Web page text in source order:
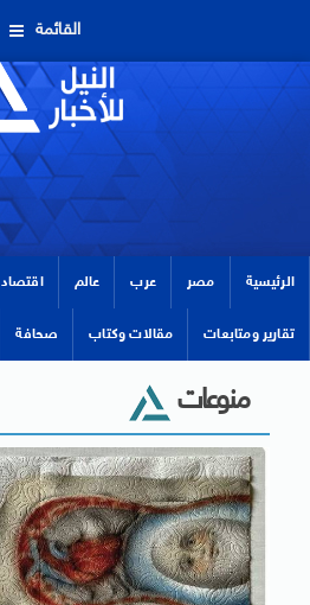
القائمة
الرئيسية مصر عرب عالم اقتصاد
تقارير ومتابعات مقالات وكتاب صحافة
منوعات